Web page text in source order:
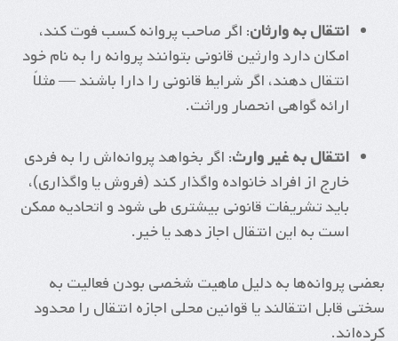
انتقال به وارثان: اگر صاحب پروانه کسب فوت کند،
امکان دارد وارثین قانونی بتوانند پروانه را به نام خود
انتقال دهند، اگر شرایط قانونی را دارا باشند — مثلاً
ارائه گواهی انحصار وراثت.
انتقال به غیر وارث: اگر بخواهد پروانه‌اش را به فردی
خارج از افراد خانواده واگذار کند (فروش یا واگذاری)،
باید تشریفات قانونی بیشتری طی شود و اتحادیه ممکن
است به این انتقال اجاز دهد یا خیر.
بعضی پروانه‌ها به دلیل ماهیت شخصی بودن فعالیت به
سختی قابل انتقالند یا قوانین محلی اجازه انتقال را محدود
کرده‌اند.